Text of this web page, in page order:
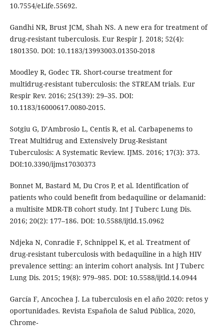
10.7554/eLife.55692.
Gandhi NR, Brust JCM, Shah NS. A new era for treatment of
drug-resistant tuberculosis. Eur Respir J. 2018; 52(4):
1801350. DOI: 10.1183/13993003.01350-2018
Moodley R, Godec TR. Short-course treatment for
multidrug-resistant tuberculosis: the STREAM trials. Eur
Respir Rev. 2016; 25(139): 29–35. DOI:
10.1183/16000617.0080-2015.
Sotgiu G, D’Ambrosio L, Centis R, et al. Carbapenems to
Treat Multidrug and Extensively Drug-Resistant
Tuberculosis: A Systematic Review. IJMS. 2016; 17(3): 373.
DOI:10.3390/ijms17030373
Bonnet M, Bastard M, Du Cros P, et al. Identification of
patients who could benefit from bedaquiline or delamanid:
a multisite MDR-TB cohort study. Int J Tuberc Lung Dis.
2016; 20(2): 177–186. DOI: 10.5588/ijtld.15.0962
Ndjeka N, Conradie F, Schnippel K, et al. Treatment of
drug-resistant tuberculosis with bedaquiline in a high HIV
prevalence setting: an interim cohort analysis. Int J Tuberc
Lung Dis. 2015; 19(8): 979–985. DOI: 10.5588/ijtld.14.0944
García F, Ancochea J. La tuberculosis en el año 2020: retos y
oportunidades. Revista Española de Salud Pública, 2020,
Chrome-